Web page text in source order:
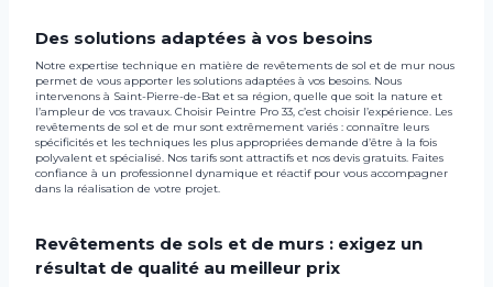
Des solutions adaptées à vos besoins
Notre expertise technique en matière de revêtements de sol et de mur nous
permet de vous apporter les solutions adaptées à vos besoins. Nous
intervenons à Saint-Pierre-de-Bat et sa région, quelle que soit la nature et
l’ampleur de vos travaux. Choisir Peintre Pro 33, c’est choisir l’expérience. Les
revêtements de sol et de mur sont extrêmement variés : connaître leurs
spécificités et les techniques les plus appropriées demande d’être à la fois
polyvalent et spécialisé. Nos tarifs sont attractifs et nos devis gratuits. Faites
confiance à un professionnel dynamique et réactif pour vous accompagner
dans la réalisation de votre projet.
Revêtements de sols et de murs : exigez un
résultat de qualité au meilleur prix